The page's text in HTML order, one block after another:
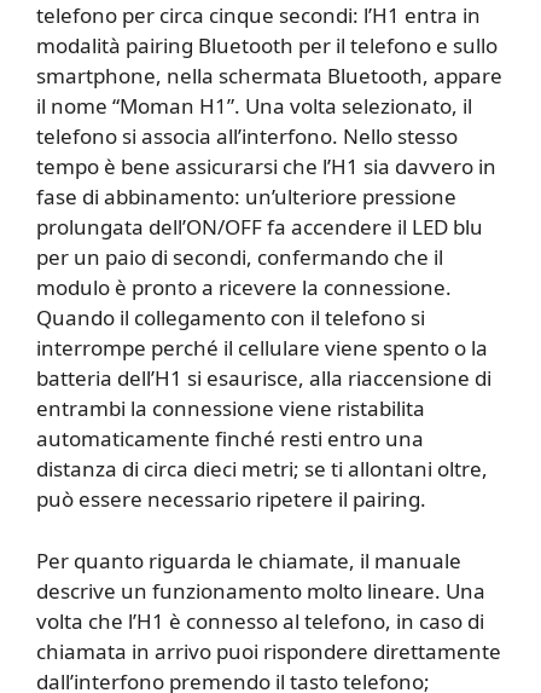
telefono per circa cinque secondi: l’H1 entra in
modalità pairing Bluetooth per il telefono e sullo
smartphone, nella schermata Bluetooth, appare
il nome “Moman H1”. Una volta selezionato, il
telefono si associa all’interfono. Nello stesso
tempo è bene assicurarsi che l’H1 sia davvero in
fase di abbinamento: un’ulteriore pressione
prolungata dell’ON/OFF fa accendere il LED blu
per un paio di secondi, confermando che il
modulo è pronto a ricevere la connessione.
Quando il collegamento con il telefono si
interrompe perché il cellulare viene spento o la
batteria dell’H1 si esaurisce, alla riaccensione di
entrambi la connessione viene ristabilita
automaticamente finché resti entro una
distanza di circa dieci metri; se ti allontani oltre,
può essere necessario ripetere il pairing.
Per quanto riguarda le chiamate, il manuale
descrive un funzionamento molto lineare. Una
volta che l’H1 è connesso al telefono, in caso di
chiamata in arrivo puoi rispondere direttamente
dall’interfono premendo il tasto telefono;